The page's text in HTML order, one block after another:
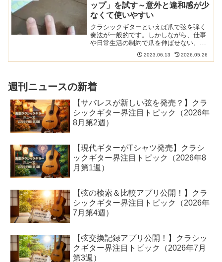
ップ」を試す～意外と違和感が少
なくて使いやすい
クラシックギターといえば爪で弦を弾く
奏法が一般的です。しかしながら、仕事
や日常生活の制約で爪を伸ばせない、本
番前に割れてしまったなど、ときには自
分の爪が使えないことがあります。そん
2023.06.13 2026.05.26
週刊ニュースの新着
【サバレスが新しい弦を発売？】クラ
シックギター界注目トピック（2026年
8月第2週）
【現代ギターがTシャツ発売】クラシ
ックギター界注目トピック（2026年8
月第1週）
【弦の検索＆比較アプリ公開！】クラ
シックギター界注目トピック（2026年
7月第4週）
【弦交換記録アプリ公開！】クラシッ
クギター界注目トピック（2026年7月
第3週）